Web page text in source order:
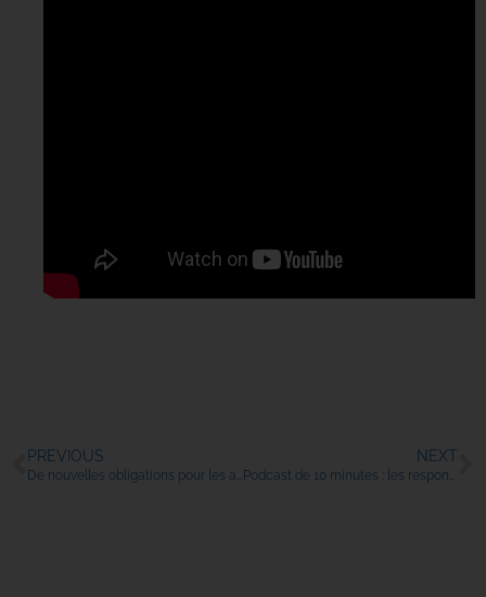
PREVIOUS
De nouvelles obligations pour les administrateurs d’asbl
NEXT
Podcast de 10 minutes : les responsbilités des administrateurs d’ ASBL